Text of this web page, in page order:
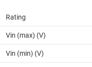
Rating
Vin (max) (V)
Vin (min) (V)